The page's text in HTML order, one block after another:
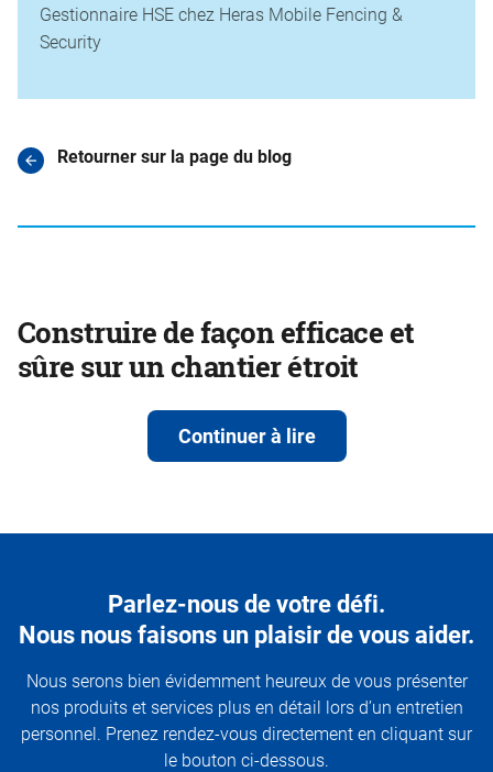
Gestionnaire HSE chez Heras Mobile Fencing &
Security
Retourner sur la page du blog
Construire de façon efficace et
sûre sur un chantier étroit
Continuer à lire
Parlez-nous de votre défi.
Nous nous faisons un plaisir de vous aider.
Nous serons bien évidemment heureux de vous présenter
nos produits et services plus en détail lors d’un entretien
personnel. Prenez rendez-vous directement en cliquant sur
le bouton ci-dessous.